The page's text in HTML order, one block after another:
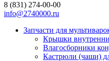
8 (831) 274-00-00
info@2740000.ru
Запчасти для
Крышки
Влагосборники
Кастрюли (чаши)